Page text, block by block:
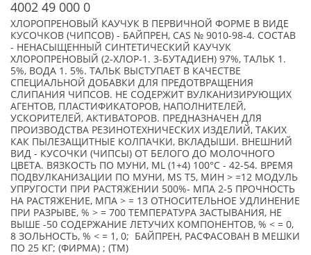
4002 49 000 0
ХЛОРОПРЕНОВЫЙ КАУЧУК В ПЕРВИЧНОЙ ФОРМЕ В ВИДЕ
КУСОЧКОВ (ЧИПСОВ) - БАЙПРЕН, CAS № 9010-98-4. СОСТАВ
- НЕНАСЫЩЕННЫЙ СИНТЕТИЧЕСКИЙ КАУЧУК
ХЛОРОПРЕНОВЫЙ (2-ХЛОР-1. 3-БУТАДИЕН) 97%, ТАЛЬК 1.
5%, ВОДА 1. 5%. ТАЛЬК ВЫСТУПАЕТ В КАЧЕСТВЕ
СПЕЦИАЛЬНОЙ ДОБАВКИ ДЛЯ ПРЕДОТВРАЩЕНИЯ
СЛИПАНИЯ ЧИПСОВ. НЕ СОДЕРЖИТ ВУЛКАНИЗИРУЮЩИХ
АГЕНТОВ, ПЛАСТИФИКАТОРОВ, НАПОЛНИТЕЛЕЙ,
УСКОРИТЕЛЕЙ, АКТИВАТОРОВ. ПРЕДНАЗНАЧЕН ДЛЯ
ПРОИЗВОДСТВА РЕЗИНОТЕХНИЧЕСКИХ ИЗДЕЛИЙ, ТАКИХ
КАК ПЫЛЕЗАЩИТНЫЕ КОЛПАЧКИ, ВКЛАДЫШИ. ВНЕШНИЙ
ВИД - КУСОЧКИ (ЧИПСЫ) ОТ БЕЛОГО ДО МОЛОЧНОГО
ЦВЕТА. ВЯЗКОСТЬ ПО МУНИ, ML (1+4) 100°С - 42-54. ВРЕМЯ
ПОДВУЛКАНИЗАЦИИ ПО МУНИ, MS T5, МИН > =12 МОДУЛЬ
УПРУГОСТИ ПРИ РАСТЯЖЕНИИ 500%- МПА 2-5 ПРОЧНОСТЬ
НА РАСТЯЖЕНИЕ, МПА > = 13 ОТНОСИТЕЛЬНОЕ УДЛИНЕНИЕ
ПРИ РАЗРЫВЕ, % > = 700 ТЕМПЕРАТУРА ЗАСТЫВАНИЯ, НЕ
ВЫШЕ -50 СОДЕРЖАНИЕ ЛЕТУЧИХ КОМПОНЕНТОВ, % < = 0,
8 ЗОЛЬНОСТЬ, % < = 1, 0; БАЙПРЕН, РАСФАСОВАН В МЕШКИ
ПО 25 КГ; (ФИРМА) ; (TM)